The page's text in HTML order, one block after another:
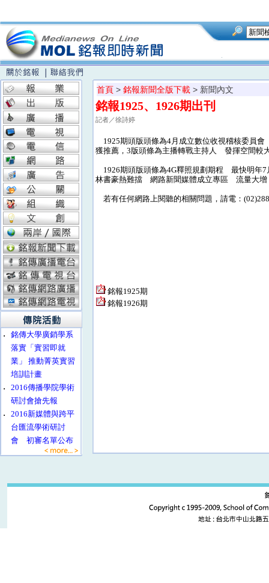
‧
銘傳大學廣銷學系
落實「實習即就
業」 推動菁英實習
培訓計畫
‧
2016傳播學院學術
研討會搶先報
‧
2016新媒體與跨平
台匯流學術研討
會 初審名單公布
首頁 > 銘報新聞全版下載 > 新聞內文
銘報1925、1926期出刊
記者／徐詩婷
1925期頭版頭條為4月成立數位收視稽核委員
獲推薦，3版頭條為主播轉戰主持人 發揮空間較
1926期頭版頭條為4G釋照規劃期程 最快明年
林書豪熱難擋 網路新聞媒體成立專區 流量大增
若有任何網路上閱聽的相關問題，請電：
銘報1925期
銘報1926期